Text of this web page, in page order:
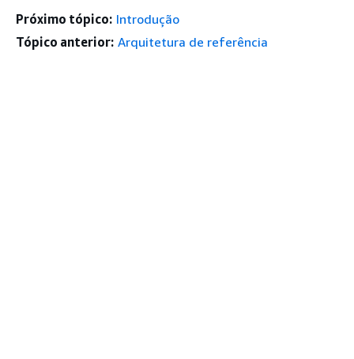
Próximo tópico: Introdução
Tópico anterior: Arquitetura de referência